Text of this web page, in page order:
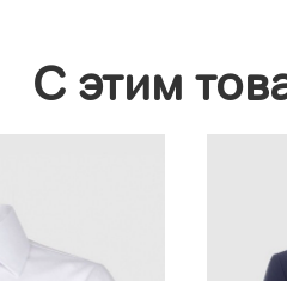
С этим